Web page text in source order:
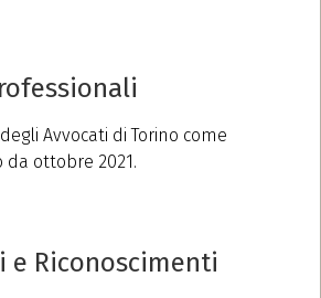
Avvocati di Torino come
da ottobre 2021.
e Riconoscimenti